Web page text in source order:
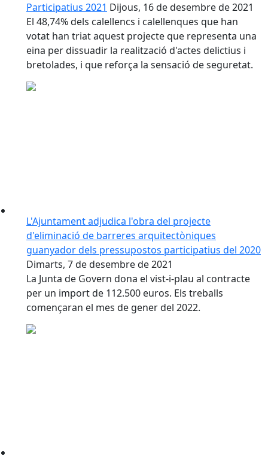
Participatius 2021 Dijous, 16 de desembre de 2021
El 48,74% dels calellencs i calellenques que han
votat han triat aquest projecte que representa una
eina per dissuadir la realització d'actes delictius i
bretolades, i que reforça la sensació de seguretat.
L'Ajuntament adjudica l'obra del projecte
d'eliminació de barreres arquitectòniques
guanyador dels pressupostos participatius del 2020
Dimarts, 7 de desembre de 2021
La Junta de Govern dona el vist-i-plau al contracte
per un import de 112.500 euros. Els treballs
començaran el mes de gener del 2022.